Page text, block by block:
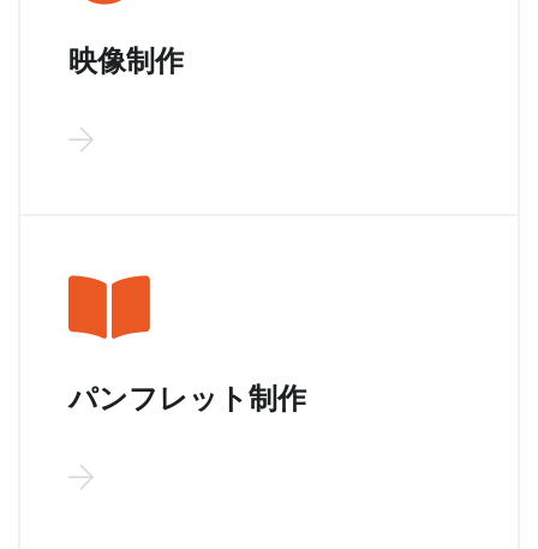
映像制作
パンフレット制作